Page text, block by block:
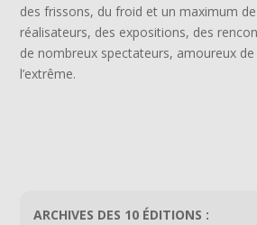
des frissons, du froid et un maximum
réalisateurs, des expositions, des
de nombreux spectateurs, amoureux
l’extrême.
ARCHIVES DES 10 ÉDITIONS :